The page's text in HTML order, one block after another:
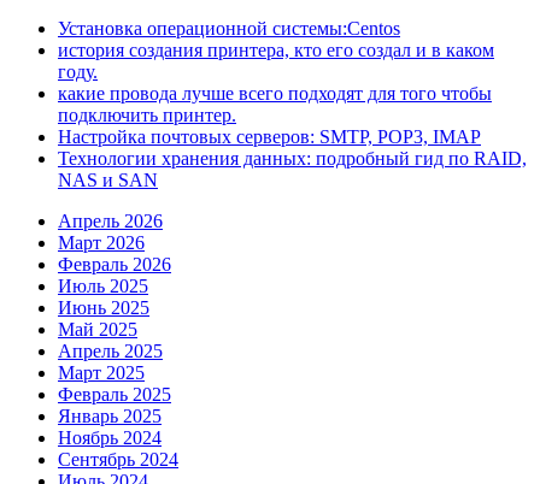
Установка операционной системы:Centos
история создания принтера, кто его создал и в каком
году.
какие провода лучше всего подходят для того чтобы
подключить принтер.
Настройка почтовых серверов: SMTP, POP3, IMAP
Технологии хранения данных: подробный гид по RAID,
NAS и SAN
Апрель 2026
Март 2026
Февраль 2026
Июль 2025
Июнь 2025
Май 2025
Апрель 2025
Март 2025
Февраль 2025
Январь 2025
Ноябрь 2024
Сентябрь 2024